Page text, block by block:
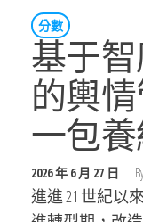
分數
基于
的輿
一包
2026 年 6 月 27 日 By
進進 21 世紀以